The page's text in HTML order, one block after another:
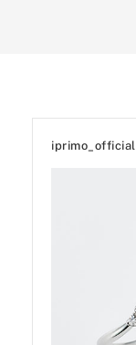
たこと、そしてこの
に出会えてよかった
iprimo_official